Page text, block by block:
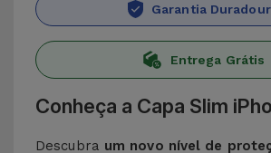
Garantia
Entrega Grátis
Conheça a Capa Slim
Descubra um novo nível de